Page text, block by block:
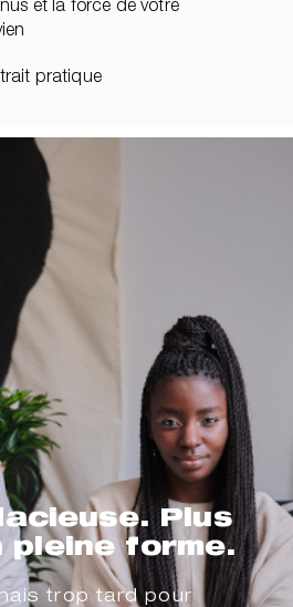
et la force de votre
pratique
Plus
pleine forme.
trop tard pour